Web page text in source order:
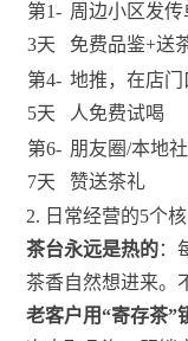
第1-
3天
周边小区发传
免费品鉴+送
第4-
5天
地推，在店
人免费试喝
第6-
7天
朋友圈/本地
赞送茶礼
2. 日常经营的5个
茶台永远是热的：
茶香自然想进来。
老客户用“寄存茶”